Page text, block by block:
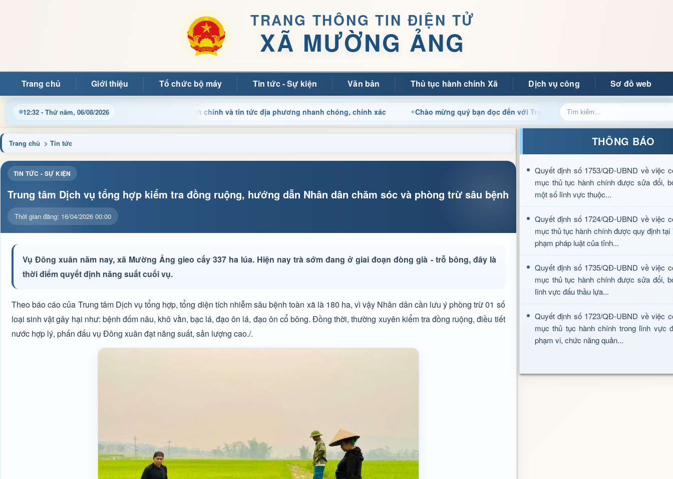
TRANG THÔNG TIN ĐIỆN TỬ
XÃ MƯỜNG ẢNG
Trang chủ Giới thiệu Tổ chức bộ máy Tin tức - Sự kiện Văn bản Thủ tục hành chính Xã Dịch vụ công Sơ đồ web
12:33 - Thứ năm, 06/08/2026
Cập nhật thông tin điều hành, thủ tục hành chính và tin tức địa phương nhanh chóng, chính xác Chào mừng quý bạn đọc đến với Trang thông tin điện tử xã Mường Ảng
Trang chủ > Tin tức
TIN TỨC - SỰ KIỆN
Trung tâm Dịch vụ tổng hợp kiểm tra đồng ruộng, hướng dẫn Nhân dân chăm sóc và phòng trừ sâu bệnh
Thời gian đăng: 16/04/2026 00:00
Vụ Đông xuân năm nay, xã Mường Ảng gieo cấy 337 ha lúa. Hiện nay trà sớm đang ở giai đoạn đòng già - trỗ bông, đây là
thời điểm quyết định năng suất cuối vụ.
Theo báo cáo của Trung tâm Dịch vụ tổng hợp, tổng diện tích nhiễm sâu bệnh toàn xã là 180 ha, vì vậy Nhân dân cần lưu ý phòng trừ 01 số
loại sinh vật gây hại như: bệnh đốm nâu, khô vằn, bạc lá, đạo ôn lá, đạo ôn cổ bông. Đồng thời, thường xuyên kiểm tra đồng ruộng, điều tiết
nước hợp lý, phấn đấu vụ Đông xuân đạt năng suất, sản lượng cao./.
THÔNG BÁO
Quyết định số 1753/QĐ-UBND về việc
mục thủ tục hành chính được sửa đổi,
một số lĩnh vực thuộc...
Quyết định số 1724/QĐ-UBND về việc
mục thủ tục hành chính được quy định tại
phạm pháp luật của tỉnh...
Quyết định số 1735/QĐ-UBND về việc
mục thủ tục hành chính được sửa đổi,
lĩnh vực đấu thầu lựa...
Quyết định số 1723/QĐ-UBND về việc
mục thủ tục hành chính trong lĩnh vực
phạm vi, chức năng quản...